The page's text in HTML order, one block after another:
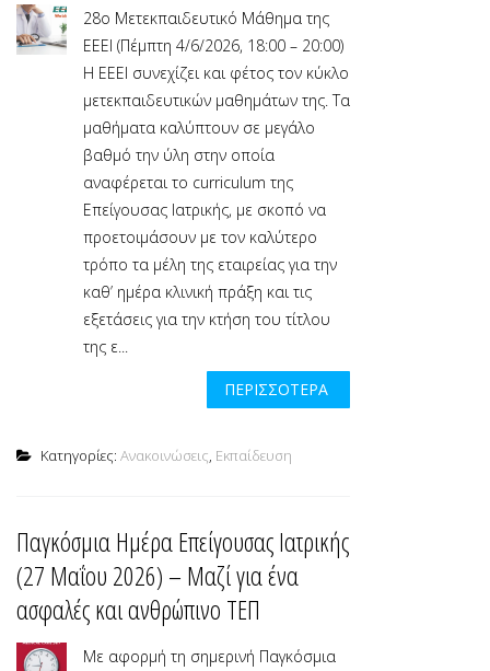
28ο Μετεκπαιδευτικό Μάθημα της
ΕΕΕΙ (Πέμπτη 4/6/2026, 18:00 – 20:00)
Η ΕΕΕΙ συνεχίζει και φέτος τον κύκλο
μετεκπαιδευτικών μαθημάτων της. Τα
μαθήματα καλύπτουν σε μεγάλο
βαθμό την ύλη στην οποία
αναφέρεται το curriculum της
Επείγουσας Ιατρικής, με σκοπό να
προετοιμάσουν με τον καλύτερο
τρόπο τα μέλη της εταιρείας για την
καθ’ ημέρα κλινική πράξη και τις
εξετάσεις για την κτήση του τίτλου
της ε...
ΠΕΡΙΣΣΌΤΕΡΑ
Κατηγορίες: Ανακοινώσεις, Εκπαίδευση
Παγκόσμια Ημέρα Επείγουσας Ιατρικής
(27 Μαΐου 2026) – Μαζί για ένα
ασφαλές και ανθρώπινο ΤΕΠ
Με αφορμή τη σημερινή Παγκόσμια